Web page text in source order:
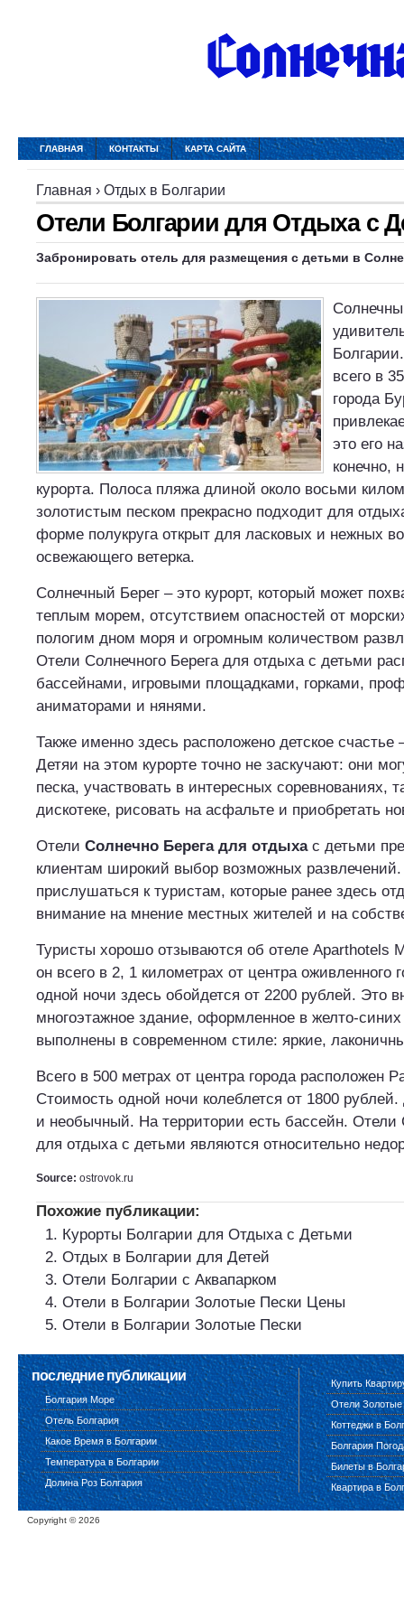
ГЛАВНАЯ КОНТАКТЫ КАРТА САЙТА
Главная › Отдых в Болгарии
Отели Болгарии для Отдыха с
Забронировать отель для размещения с детьми в
всего в
города
это его
конечно,
курорта. Полоса пляжа длиной около восьми
золотистым песком прекрасно подходит для
форме полукруга открыт для ласковых и нежных
освежающего ветерка.
Солнечный Берег – это курорт, который может
теплым морем, отсутствием опасностей от
пологим дном моря и огромным количеством
Отели Солнечного Берега для отдыха с детьми
бассейнами, игровыми площадками, горками,
аниматорами и нянями.
Также именно здесь расположено детское счастье
Детяи на этом курорте точно не заскучают: они
песка, участвовать в интересных соревнованиях,
дискотеке, рисовать на асфальте и приобретать
Отели Солнечно Берега для отдыхас детьми
клиентам широкий выбор возможных
прислушаться к туристам, которые ранее здесь
внимание на мнение местных жителей и на
Туристы хорошо отзываются об отеле Aparthotels
он всего в 2, 1 километрах от центра оживленного
одной ночи здесь обойдется от 2200 рублей. Это
многоэтажное здание, оформленное в желто-
выполнены в современном стиле: яркие,
Всего в 500 метрах от центра города расположен
Стоимость одной ночи колеблется от 1800
и необычный. На территории есть бассейн. Отели
для отдыха с детьми являются относительно
Source: ostrovok.ru
Похожие публикации:
Курорты Болгарии для Отдыха с Детьми
Отдых в Болгарии для Детей
Отели Болгарии с Аквапарком
Отели в Болгарии Золотые Пески Цены
Отели в Болгарии Золотые Пески
последние публикации
Болгария Море
Отель Болгария
Какое Время в Болгарии
Температура в Болгарии
Долина Роз Болгария
Купить
Отели Золотые
Коттеджи в
Болгария
Билеты в
Квартира в
Copyright ©2026